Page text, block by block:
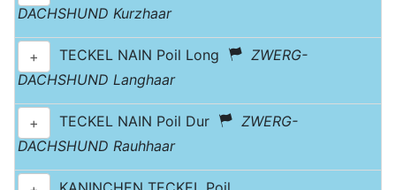
DACHSHUND Kurzhaar
+ TECKEL NAIN Poil Long
ZWERG-
DACHSHUND Langhaar
+ TECKEL NAIN Poil Dur
ZWERG-
DACHSHUND Rauhhaar